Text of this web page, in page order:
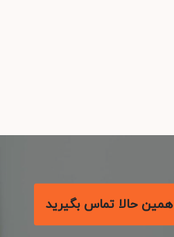
همین حالا تماس بگیرید